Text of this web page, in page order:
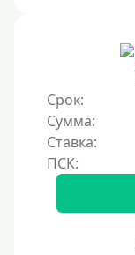
Без прописки
Без регистрации
С временной
Без
Срок:
Сумма:
Ставка: